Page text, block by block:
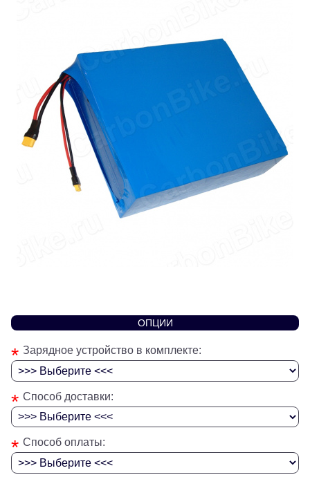
ОПЦИИ
* Зарядное устройство в комплекте:
* Способ доставки:
* Способ оплаты: